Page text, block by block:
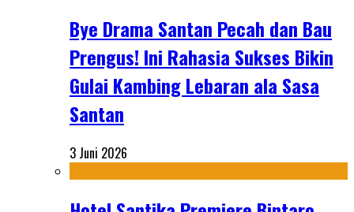
Bye Drama Santan Pecah dan Bau
Prengus! Ini Rahasia Sukses Bikin
Gulai Kambing Lebaran ala Sasa
Santan
3 Juni 2026